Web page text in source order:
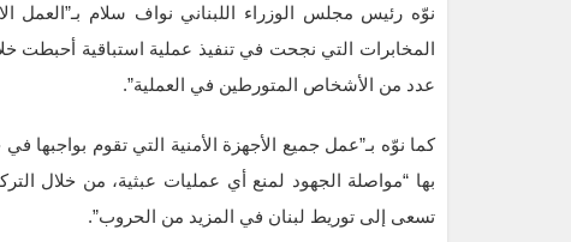
نوّه رئيس مجلس الوزراء اللبناني نواف سلام بـ”العمل
المخابرات التي نجحت في تنفيذ عملية استباقية أحبطت
عدد من الأشخاص المتورطين في العملية”.
كما نوّه بـ”عمل جميع الأجهزة الأمنية التي تقوم بواجبها
بها “مواصلة الجهود لمنع أي عمليات عبثية، من خلال
تسعى إلى توريط لبنان في المزيد من الحروب”.